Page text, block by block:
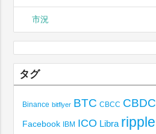
市況
タグ
Binance bitflyer BTC CBCC CBDC
Facebook IBM ICO Libra ripple